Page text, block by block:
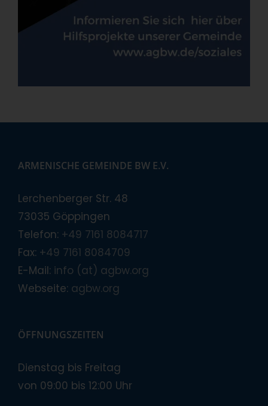
ARMENISCHE GEMEINDE BW E.V.
Lerchenberger Str. 48
73035 Göppingen
Telefon: +49 7161 8084717
Fax: +49 7161 8084709
E-Mail: info (at) agbw.org
Webseite: agbw.org
ÖFFNUNGSZEITEN
Dienstag bis Freitag
von 09:00 bis 12:00 Uhr